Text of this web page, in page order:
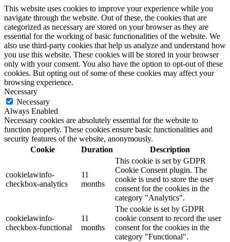
This website uses cookies to improve your experience while you
navigate through the website. Out of these, the cookies that are
categorized as necessary are stored on your browser as they are
essential for the working of basic functionalities of the website. We
also use third-party cookies that help us analyze and understand how
you use this website. These cookies will be stored in your browser
only with your consent. You also have the option to opt-out of these
cookies. But opting out of some of these cookies may affect your
browsing experience.
Necessary
Necessary
Always Enabled
Necessary cookies are absolutely essential for the website to
function properly. These cookies ensure basic functionalities and
security features of the website, anonymously.
Cookie
Duration Description
cookielawinfo-
checkbox-analytics
11
months
This cookie is set by GDPR
Cookie Consent plugin. The
cookie is used to store the user
consent for the cookies in the
category "Analytics".
cookielawinfo-
checkbox-functional
11
months
The cookie is set by GDPR
cookie consent to record the user
consent for the cookies in the
category "Functional".